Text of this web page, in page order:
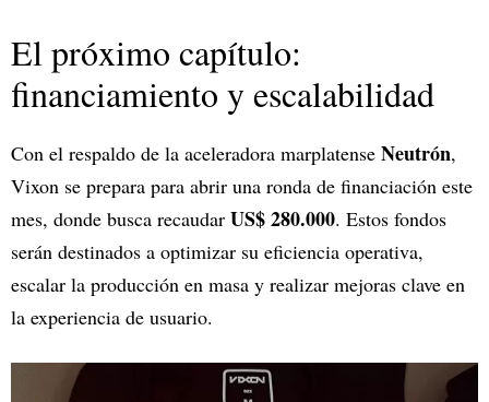
El próximo capítulo:
financiamiento y escalabilidad
Con el respaldo de la aceleradora marplatense Neutrón,
Vixon se prepara para abrir una ronda de financiación este
mes, donde busca recaudar US$ 280.000. Estos fondos
serán destinados a optimizar su eficiencia operativa,
escalar la producción en masa y realizar mejoras clave en
la experiencia de usuario.